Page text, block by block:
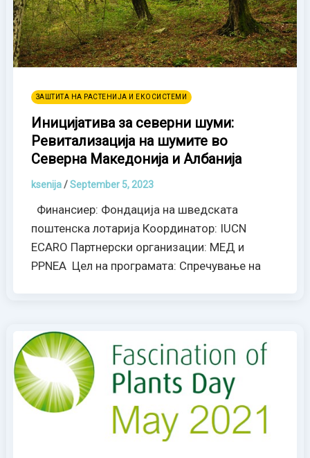
ЗАШТИТА НА РАСТЕНИЈА И ЕКОСИСТЕМИ
Иницијатива за северни шуми:
Ревитализација на шумите во
Северна Македонија и Албанија
ksenija/September 5, 2023
Финансиер: Фондација на шведската
поштенска лотарија Координатор: IUCN
ECARO Партнерски организации: МЕД и
PPNEA Цел на програмата: Спречување на